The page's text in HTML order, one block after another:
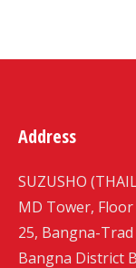
Address
SUZUSHO
MD Tower, Floor
25, Bangna-
Bangna District